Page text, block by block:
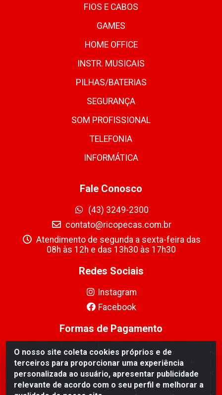
O nosso site coleta cookies próprios e de
terceiros para proporcionar uma experiência
personalizada ao usuário, apresentar publicidade
relevante de acordo com o seu perfil e melhorar a
FIOS E CABOS
GAMES
HOME OFFICE
INSTR. MUSICAIS
PILHAS/BATERIAS
SEGURANÇA
SOM PROFISSIONAL
TELEFONIA
INFORMÁTICA
Fale Conosco
(43) 3249-2300
contato@ricopecas.com.br
Atendimento de segunda a sexta-feira das
08h às 12h e das 13h30 às 17h30
Redes Sociais
Instagram
Facebook
Formas de Pagamento
Ricopeças Comércio de componentes Eletrônicos Ltda -